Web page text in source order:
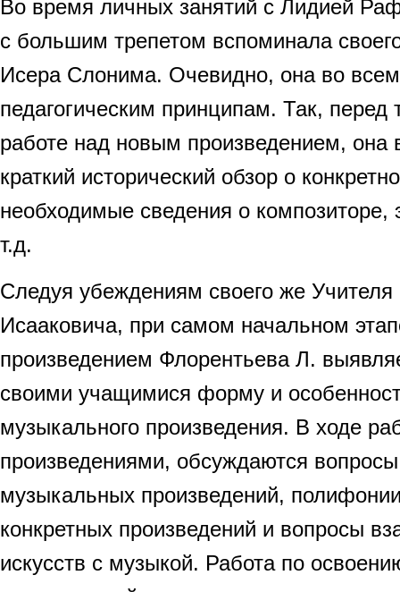
Во время личных занятий с Лидией
с большим трепетом вспоминала
Исера Слонима. Очевидно, она во всем
педагогическим принципам. Так, перед
работе над новым произведением, она
краткий исторический обзор о
необходимые сведения о композиторе,
т.д.
Следуя убеждениям своего же Учителя
Исааковича, при самом начальном
произведением Флорентьева Л.
своими учащимися форму и
музыкального произведения. В ходе
произведениями, обсуждаются
музыкальных произведений,
конкретных произведений и вопросы
искусств с музыкой. Работа по